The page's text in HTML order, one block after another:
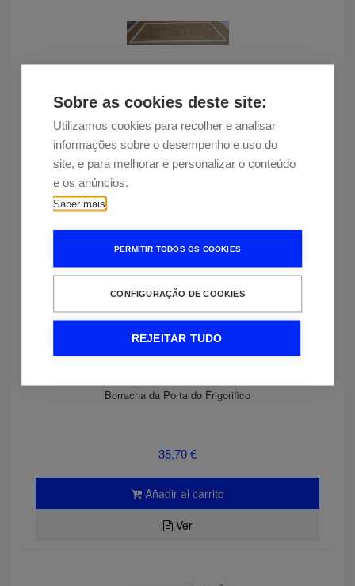
Sobre as cookies deste site:
Utilizamos cookies para recolher e analisar
informações sobre o desempenho e uso do
site, e para melhorar e personalizar o conteúdo
e os anúncios.
Saber mais
PERMITIR TODOS OS COOKIES
CONFIGURAÇÃO DE COOKIES
REJEITAR TUDO
Borracha da Porta do Frigorifico
136,19 €
Ver
Borracha da Porta do Frigorifico
35,70 €
Añadir al carrito
Ver